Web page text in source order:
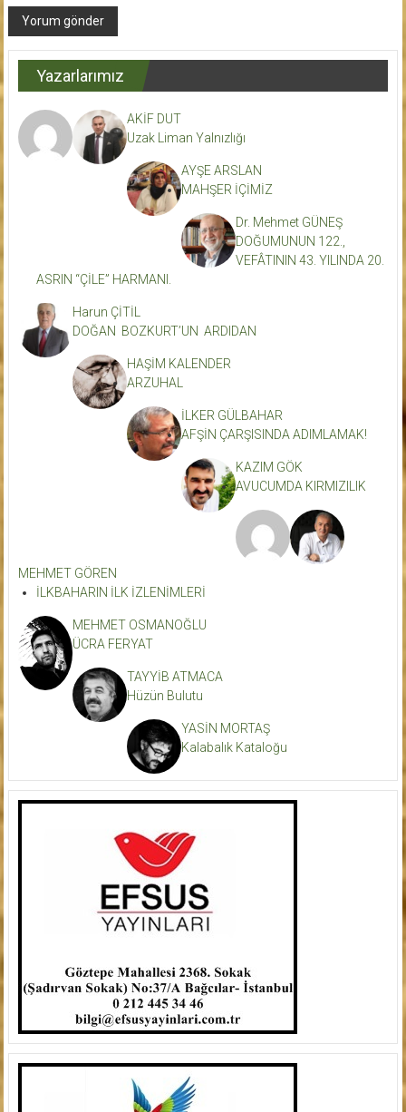
Yazarlarımız
AKİF DUT
Uzak Liman Yalnızlığı
AYŞE ARSLAN
MAHŞER İÇİMİZ
Dr. Mehmet GÜNEŞ
DOĞUMUNUN 122.,
VEFÂTININ 43. YILINDA 20.
ASRIN “ÇİLE” HARMANI.
Harun ÇİTİL
DOĞAN BOZKURT’UN ARDIDAN
HAŞİM KALENDER
ARZUHAL
İLKER GÜLBAHAR
AFŞİN ÇARŞISINDA ADIMLAMAK!
KAZIM GÖK
AVUCUMDA KIRMIZILIK
MEHMET GÖREN
İLKBAHARIN İLK İZLENİMLERİ
MEHMET OSMANOĞLU
ÜCRA FERYAT
TAYYİB ATMACA
Hüzün Bulutu
YASİN MORTAŞ
Kalabalık Kataloğu